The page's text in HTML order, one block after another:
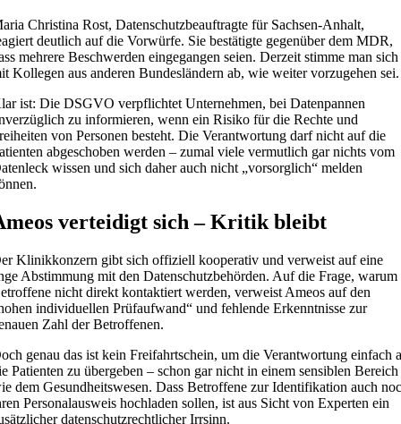
Christina Rost, Datenschutzbeauftragte für Sachsen-Anhalt,
deutlich auf die Vorwürfe. Sie bestätigte gegenüber dem MDR,
mehrere Beschwerden eingegangen seien. Derzeit stimme man sich
Kollegen aus anderen Bundesländern ab, wie weiter vorzugehen sei.
ist: Die DSGVO verpflichtet Unternehmen, bei Datenpannen
zu informieren, wenn ein Risiko für die Rechte und
von Personen besteht. Die Verantwortung darf nicht auf die
abgeschoben werden – zumal viele vermutlich gar nichts vom
wissen und sich daher auch nicht „vorsorglich“ melden
verteidigt sich – Kritik bleibt
Klinikkonzern gibt sich offiziell kooperativ und verweist auf eine
Abstimmung mit den Datenschutzbehörden. Auf die Frage, warum
nicht direkt kontaktiert werden, verweist Ameos auf den
individuellen Prüfaufwand“ und fehlende Erkenntnisse zur
Zahl der Betroffenen.
genau das ist kein Freifahrtschein, um die Verantwortung einfach
Patienten zu übergeben – schon gar nicht in einem sensiblen Bereich
dem Gesundheitswesen. Dass Betroffene zur Identifikation auch
Personalausweis hochladen sollen, ist aus Sicht von Experten ein
datenschutzrechtlicher Irrsinn.